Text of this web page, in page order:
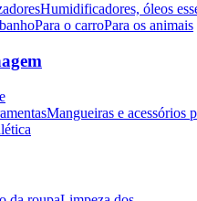
Humidificadores, óleos
Para o carroPara os animais
Mangueiras e acessórios